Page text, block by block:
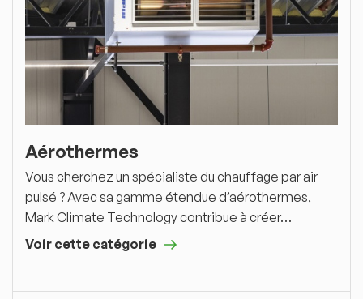
Aérothermes
Vous cherchez un spécialiste du chauffage par air
pulsé ? Avec sa gamme étendue d’aérothermes,
Mark Climate Technology contribue à créer…
Voir cette catégorie